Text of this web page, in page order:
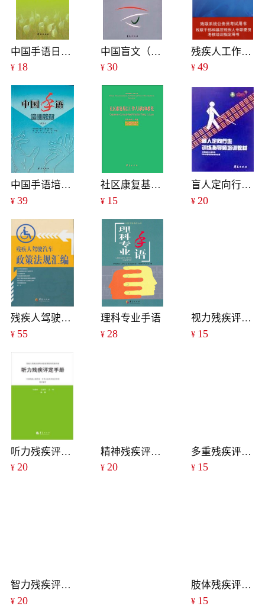
中国手语日常会话
¥ 18
中国盲文（第二版）
¥30
残疾人工作基本知识读本
¥ 49
中国手语培训教材(试用)
¥ 39
社区康复基层工作人员培训教程
¥ 15
盲人定向行走训练指导师培训教材
¥ 20
残疾人驾驶汽车政策法规汇编
¥ 55
理科专业手语
¥ 28
视力残疾评定手册
¥ 15
听力残疾评定手册
¥ 20
精神残疾评定手册
¥20
多重残疾评定手册
¥ 15
智力残疾评定手册
¥ 20
肢体残疾评定手册
¥ 15